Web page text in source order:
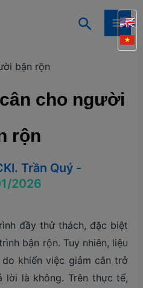
Tìm
kiếm
Kiến thức giảm cân
bận rộn
cho người
rộn
Trần Quý -
2026
đầy thử thách, đặc biệt
bận rộn. Tuy nhiên, liệu
khiến việc giảm cân trở
lời là không. Trên thực tế,